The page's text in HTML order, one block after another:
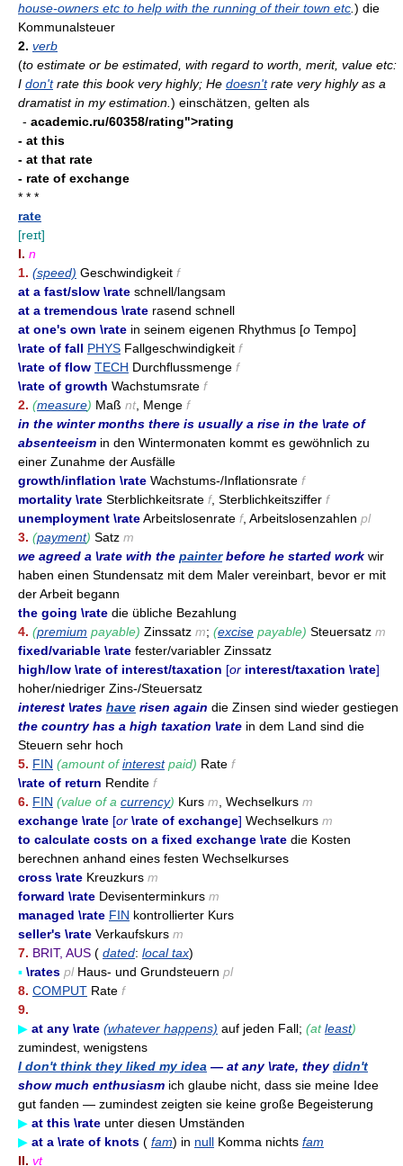
house-owners etc to help with the running of their town etc ) die
Kommunalsteuer
2. verb
(to estimate or be estimated, with regard to worth, merit, value etc:
I don'trate this book very highly; He doesn'trate very highly as a
dramatist in my estimation. ) einschätzen, gelten als
- academic.ru/60358/rating">rating
- at this
- at that rate
- rate of exchange
* * *
rate
[reɪt]
I. n
1. (speed) Geschwindigkeit f
at a fast/slow \rate schnell/langsam
at a tremendous \rate rasend schnell
at one's own \rate in seinem eigenen Rhythmus [o Tempo]
\rate of fall PHYS Fallgeschwindigkeit f
\rate of flow TECH Durchflussmenge f
\rate of growth Wachstumsrate f
2. (measure) Maß nt , Menge f
in the winter months there is usually a rise in the \rate of
absenteeism in den Wintermonaten kommt es gewöhnlich zu
einer Zunahme der Ausfälle
growth/inflation \rate Wachstums-/Inflationsrate f
mortality \rate Sterblichkeitsrate f, Sterblichkeitsziffer f
unemployment \rateArbeitslosenrate f, Arbeitslosenzahlen pl
3. (payment) Satz m
we agreed a \rate with the painterbefore he started work wir
haben einen Stundensatz mit dem Maler vereinbart, bevor er mit
der Arbeit begann
the going \rate die übliche Bezahlung
4. (premium payable) Zinssatz m; (excise payable) Steuersatz m
fixed/variable \rate fester/variabler Zinssatz
high/low \rate of interest/taxation [or interest/taxation \rate]
hoher/niedriger Zins-/Steuersatz
interest \rates have risen again die Zinsen sind wieder gestiegen
the country has a high taxation \rate in dem Land sind die
Steuern sehr hoch
5. FIN (amount ofinterestpaid) Rate f
\rate of return Rendite f
6. FIN (value of a currency) Kurs m , Wechselkurs m
exchange \rate [or \rate of exchange] Wechselkurs m
to calculate costs on a fixed exchange \rate die Kosten
berechnen anhand eines festen Wechselkurses
cross \rate Kreuzkurs m
forward \rate Devisenterminkurs m
managed \rate FIN kontrollierter Kurs
seller's \rate Verkaufskurs m
7. BRIT, AUS ( dated: local tax)
▪ \rates plHaus- und Grundsteuern pl
8. COMPUT Rate f
9.
▶ at any \rate (whatever happens) auf jeden Fall; (atleast)
zumindest, wenigstens
I don't think they liked my idea — at any \rate, theydidn't
show much enthusiasm ich glaube nicht, dass sie meine Idee
gut fanden — zumindest zeigten sie keine große Begeisterung
▶ at this \rate unter diesen Umständen
▶ at a \rate of knots ( fam) in null Komma nichts fam
II. vt